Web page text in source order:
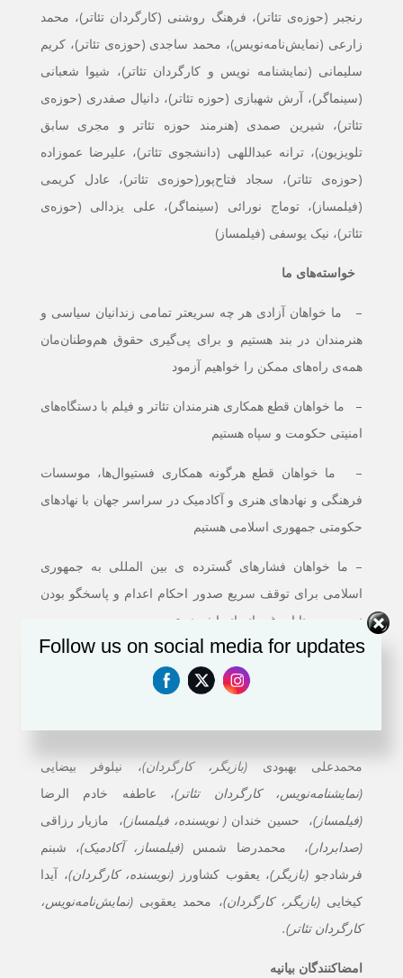
رنجبر (حوزه‌ی تئاتر)، فرهنگ روشنی (کارگردان تئاتر)، محمد
زارعی (نمایش‌نامه‌نویس)، محمد ساجدی (حوزه‌ی تئاتر)، کریم
سلیمانی (نمایشنامه نویس و کارگردان تئاتر)، شیوا شعبانی
(سینماگر)، آرش شهبازی (حوزه تئاتر)، دانیال صفدری (حوزه‌ی
تئاتر)، شیرین صمدی (هنرمند حوزه تئاتر و مجری سابق
تلویزیون)، ترانه عبداللهی (دانشجوی تئاتر)، علیرضا عموزاده
(حوزه‌ی تئاتر)، سجاد فتاح‌پور(حوزه‌ی تئاتر)، عادل کریمی
(فیلمساز)، توماج نورائی (سینماگر)، علی یزدالی (حوزه‌ی
تئاتر)، نیک یوسفی (فیلمساز)
خواسته‌های ما
– ما خواهان آزادی هر چه سریعتر تمامی زندانیان سیاسی و
هنرمندان در بند هستیم و برای پی‌گیری حقوق هم‌وطنان‌مان
همه‌ی راه‌های ممکن را خواهیم آزمود
– ما خواهان قطع همکاری هنرمندان تئاتر و فیلم با دستگاه‌های
امنیتی حکومت و سپاه هستیم
– ما خواهان قطع هرگونه همکاری فستیوال‌ها، موسسات
فرهنگی و نهادهای هنری و آکادمیک در سراسر جهان با نهادهای
حکومتی جمهوری اسلامی هستیم
– ما خواهان فشارهای گسترده ی بین المللی به جمهوری
اسلامی برای توقف سریع صدور احکام اعدام و پاسخگو بودن
نسبت به جنایات غیر انسانی‌اش هستیم
بیایید تا صدای ایرانیان به ویژه کودکان و زنان ایران باشیم و
یک‌صدا، همبستگی جهانی و انسانی را معنایی دوباره بخشیم
بنیانگذاران کانون
محمدعلی بهبودی (بازیگر، کارگردان)، نیلوفر بیضایی
(نمایشنامه‌نویس، کارگردان تئاتر)، عاطفه خادم الرضا
(فیلمساز)، حسین خندان ( نویسنده، فیلمساز)، مازیار رزاقی
(صدابردار)، محمدرضا شمس (فیلمساز، آکادمیک)، شبنم
فرشادجو (بازیگر)، یعقوب کشاورز (نویسنده، کارگردان)، آیدا
کیخایی(بازیگر، کارگردان)، محمد یعقوبی(نمایش‌نامه‌نویس،
کارگردان تئاتر).
امضاکنندگان بیانیه
Follow us on social media for updates